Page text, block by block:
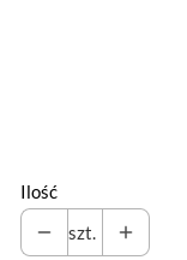
Ilość
szt.